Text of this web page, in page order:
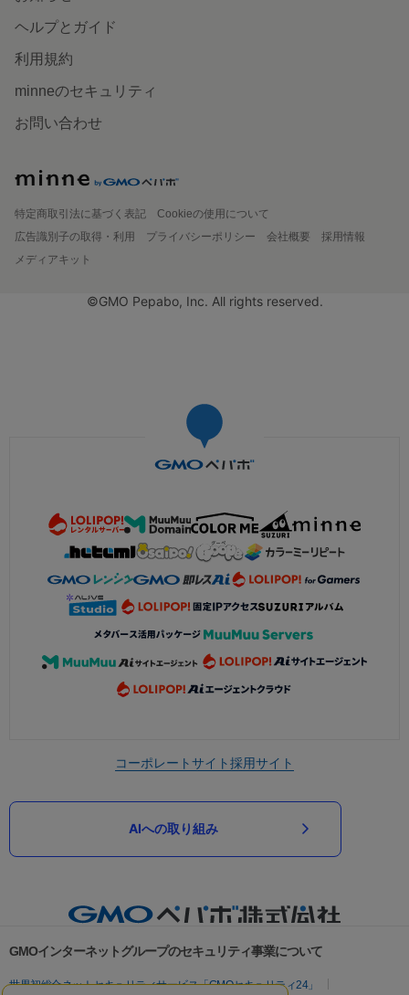
ヘルプとガイド
利用規約
minneのセキュリティ
お問い合わせ
特定商取引法に基づく表記
Cookieの使用について
広告識別子の取得・利用
プライバシーポリシー 会社概要
採用情報
メディアキット
©GMO Pepabo, Inc. All rights reserved.
コーポレートサイト採用サイト
AIへの取り組み
GMOインターネットグループのセキュリティ事業について
世界初総合ネットセキュリティサービス「GMOセキュリティ24」